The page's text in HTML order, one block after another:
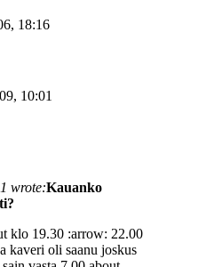
18:16
10:01
wrote:Kauanko
klo 19.30 :arrow: 22.00
kaveri oli saanu joskus